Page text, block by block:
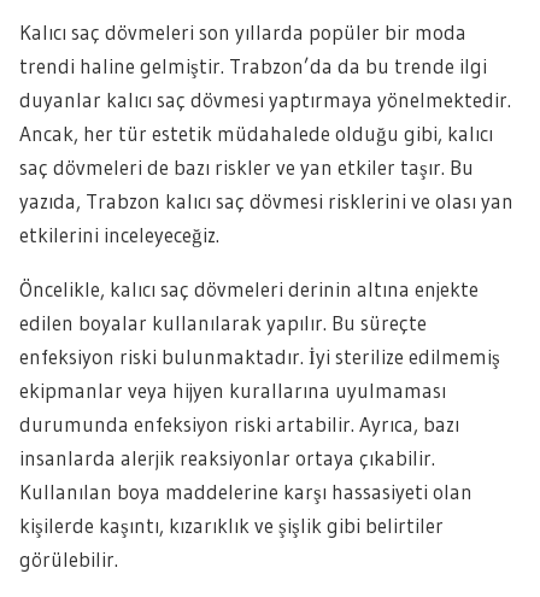
Kalıcı saç dövmeleri son yıllarda popüler bir moda
trendi haline gelmiştir. Trabzon’da da bu trende ilgi
duyanlar kalıcı saç dövmesi yaptırmaya yönelmektedir.
Ancak, her tür estetik müdahalede olduğu gibi, kalıcı
saç dövmeleri de bazı riskler ve yan etkiler taşır. Bu
yazıda, Trabzon kalıcı saç dövmesi risklerini ve olası yan
etkilerini inceleyeceğiz.
Öncelikle, kalıcı saç dövmeleri derinin altına enjekte
edilen boyalar kullanılarak yapılır. Bu süreçte
enfeksiyon riski bulunmaktadır. İyi sterilize edilmemiş
ekipmanlar veya hijyen kurallarına uyulmaması
durumunda enfeksiyon riski artabilir. Ayrıca, bazı
insanlarda alerjik reaksiyonlar ortaya çıkabilir.
Kullanılan boya maddelerine karşı hassasiyeti olan
kişilerde kaşıntı, kızarıklık ve şişlik gibi belirtiler
görülebilir.